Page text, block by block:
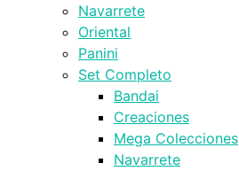
Navarrete
Oriental
Panini
Set Completo
Bandai
Creaciones
Mega Colecciones
Navarrete